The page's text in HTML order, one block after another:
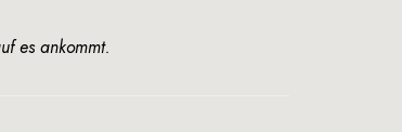
es ankommt.